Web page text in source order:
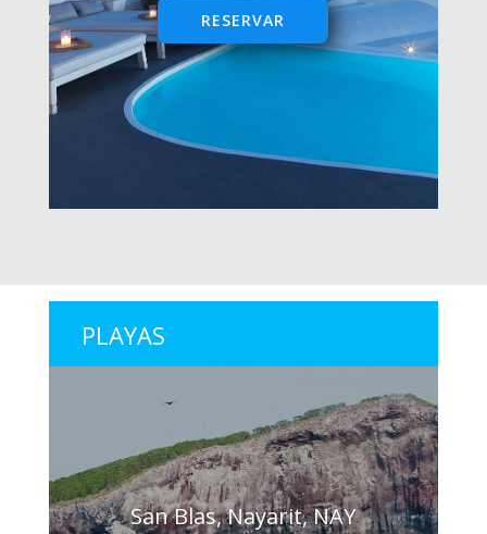
RESERVAR
PLAYAS
San Blas, Nayarit, NAY